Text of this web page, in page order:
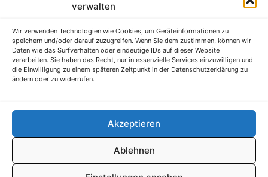
verwalten
Wir verwenden Technologien wie Cookies, um Geräteinformationen zu
speichern und/oder darauf zuzugreifen. Wenn Sie dem zustimmen, können wir
Daten wie das Surfverhalten oder eindeutige IDs auf dieser Website
verarbeiten. Sie haben das Recht, nur in essenzielle Services einzuwilligen und
die Einwilligung zu einem späteren Zeitpunkt in der Datenschutzerklärung zu
ändern oder zu widerrufen.
Akzeptieren
Ablehnen
S-Quin Konto genau das Richtige für Sie. Die beiden
etliche Inklusivleistungen. Im S-Quin Magazin erfahren Sie
immer, was es Neues gibt.
Die S-Quin Kontomodelle
Erklärung zur Barrierefreiheit
© S-Markt & Mehrwert & Sparkasse Neuss, 2022-25